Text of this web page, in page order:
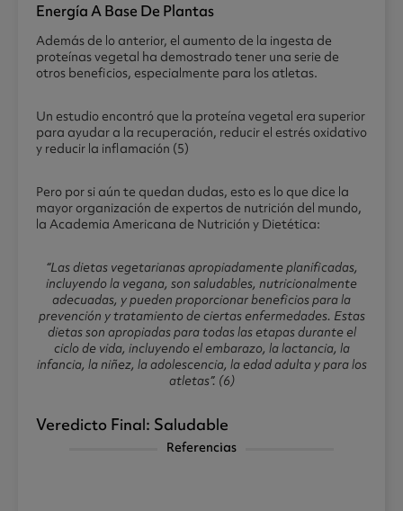
Energía A Base De Plantas
Además de lo anterior, el aumento de la ingesta de
proteínas vegetal ha demostrado tener una serie de
otros beneficios, especialmente para los atletas.
Un estudio encontró que la proteína vegetal era superior
para ayudar a la recuperación, reducir el estrés oxidativo
y reducir la inflamación (5)
Pero por si aún te quedan dudas, esto es lo que dice la
mayor organización de expertos de nutrición del mundo,
la Academia Americana de Nutrición y Dietética:
“Las dietas vegetarianas apropiadamente planificadas,
incluyendo la vegana, son saludables, nutricionalmente
adecuadas, y pueden proporcionar beneficios para la
prevención y tratamiento de ciertas enfermedades. Estas
dietas son apropiadas para todas las etapas durante el
ciclo de vida, incluyendo el embarazo, la lactancia, la
infancia, la niñez, la adolescencia, la edad adulta y para los
atletas”. (6)
Veredicto Final: Saludable
Referencias